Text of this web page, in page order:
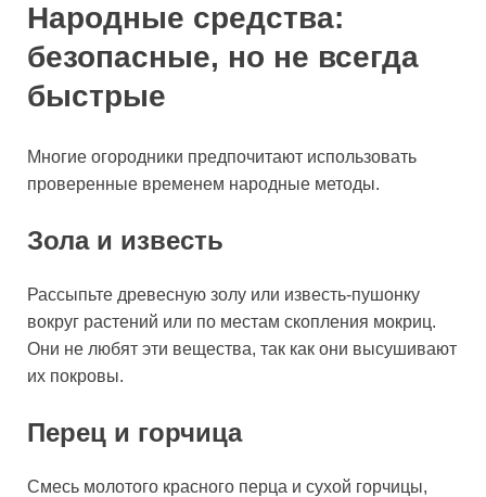
Народные средства:
безопасные, но не всегда
быстрые
Многие огородники предпочитают использовать
проверенные временем народные методы.
Зола и известь
Рассыпьте древесную золу или известь-пушонку
вокруг растений или по местам скопления мокриц.
Они не любят эти вещества, так как они высушивают
их покровы.
Перец и горчица
Смесь молотого красного перца и сухой горчицы,